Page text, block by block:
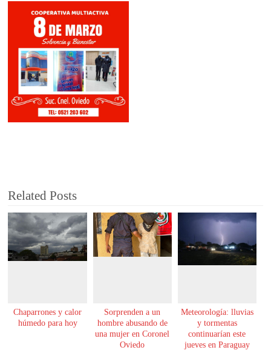
Related Posts
Chaparrones y calor
húmedo para hoy
Sorprenden a un
hombre abusando de
una mujer en Coronel
Oviedo
Meteorología: lluvias
y tormentas
continuarían este
jueves en Paraguay